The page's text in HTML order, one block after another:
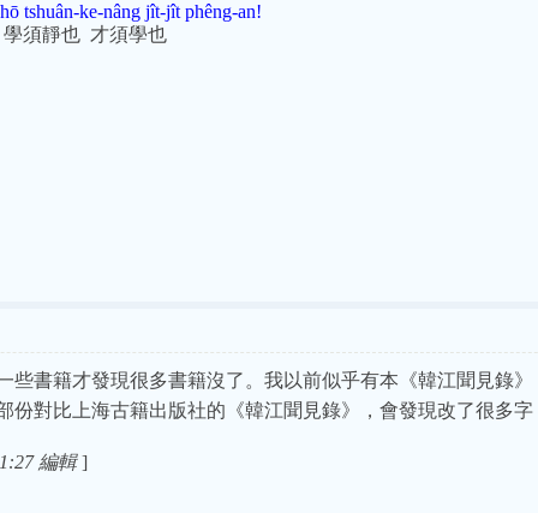
tshuân-ke-nâng jît-jît phêng-an!
須靜也 才須學也
；
些書籍才發現很多書籍沒了。我以前似乎有本《韓江聞見錄
份對比上海古籍出版社的《韓江聞見錄》，會發現改了很多
編輯]